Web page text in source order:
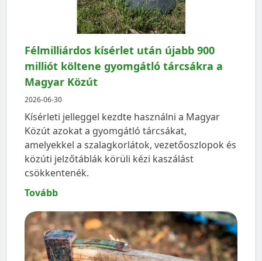
Félmilliárdos kísérlet után újabb 900
milliót költene gyomgátló tárcsákra a
Magyar Közút
2026-06-30
Kísérleti jelleggel kezdte használni a Magyar
Közút azokat a gyomgátló tárcsákat,
amelyekkel a szalagkorlátok, vezetőoszlopok és
közúti jelzőtáblák körüli kézi kaszálást
csökkentenék.
Tovább